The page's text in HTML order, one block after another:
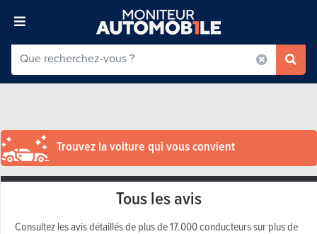
Trouvez la voiture qui vous convient
Tous les avis
Consultez les avis détaillés de plus de 17.000 conducteurs sur plus de